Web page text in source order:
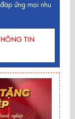
ứng mọi nhu
TIN